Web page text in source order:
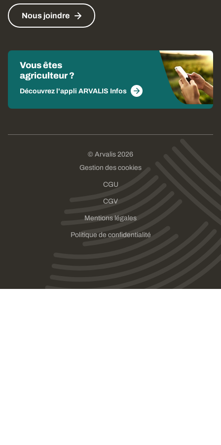
Nous joindre
Vous êtes
agriculteur ?
Découvrez l'appli ARVALIS Infos
© Arvalis 2026
Gestion des cookies
CGU
CGV
Mentions légales
Politique de confidentialité